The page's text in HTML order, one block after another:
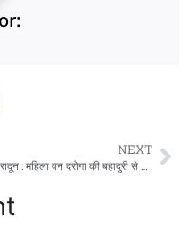
NEXT
देहरादून : महिला वन दरोगा की बहादुरी से लापता व्यक्ति सुरक्षित मिला